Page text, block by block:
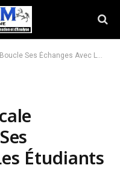
Échanges Avec Les Étudiants
Étudiants